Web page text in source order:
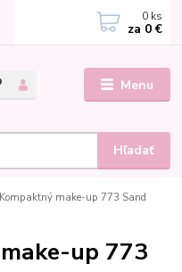
Menu
Hľadať
0 ks
za 0 €
make-up 773 Sand
up 773